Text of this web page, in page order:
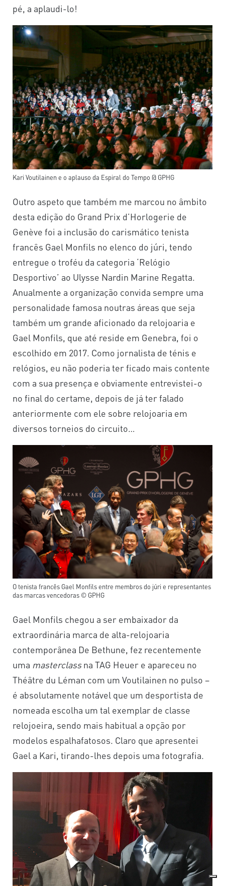
pé, a aplaudi-lo!
Kari Voutilainen e o aplauso da Espiral do Tempo @ GPHG
Outro aspeto que também me marcou no âmbito
desta edição do Grand Prix d’Horlogerie de
Genève foi a inclusão do carismático tenista
francês Gael Monfils no elenco do júri, tendo
entregue o troféu da categoria ‘Relógio
Desportivo’ ao Ulysse Nardin Marine Regatta.
Anualmente a organização convida sempre uma
personalidade famosa noutras áreas que seja
também um grande aficionado da relojoaria e
Gael Monfils, que até reside em Genebra, foi o
escolhido em 2017. Como jornalista de ténis e
relógios, eu não poderia ter ficado mais contente
com a sua presença e obviamente entrevistei-o
no final do certame, depois de já ter falado
anteriormente com ele sobre relojoaria em
diversos torneios do circuito…
O tenista francês Gael Monfils entre membros do júri e representantes
das marcas vencedoras © GPHG
Gael Monfils chegou a ser embaixador da
extraordinária marca de alta-relojoaria
contemporânea De Bethune, fez recentemente
uma masterclassna TAG Heuer e apareceu no
Théâtre du Léman com um Voutilainen no pulso –
é absolutamente notável que um desportista de
nomeada escolha um tal exemplar de classe
relojoeira, sendo mais habitual a opção por
modelos espalhafatosos. Claro que apresentei
Gael a Kari, tirando-lhes depois uma fotografia.